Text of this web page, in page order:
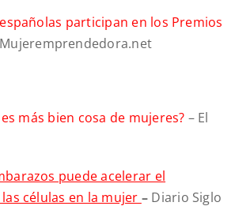
participan en los Premios
más bien cosa de mujeres? – El
puede acelerar el
células en la mujer – Diario Siglo